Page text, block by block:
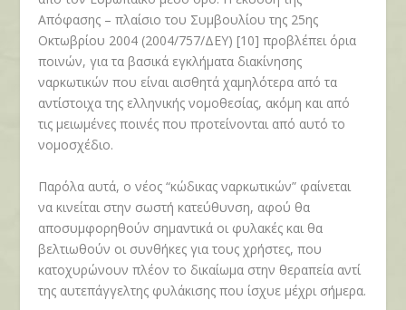
Απόφασης – πλαίσιο του Συμβουλίου της 25ης
Οκτωβρίου 2004 (2004/757/ΔΕΥ) [10] προβλέπει όρια
ποινών, για τα βασικά εγκλήματα διακίνησης
ναρκωτικών που είναι αισθητά χαμηλότερα από τα
αντίστοιχα της ελληνικής νομοθεσίας, ακόμη και από
τις μειωμένες ποινές που προτείνονται από αυτό το
νομοσχέδιο.
Παρόλα αυτά, ο νέος “κώδικας ναρκωτικών” φαίνεται
να κινείται στην σωστή κατεύθυνση, αφού θα
αποσυμφορηθούν σημαντικά οι φυλακές και θα
βελτιωθούν οι συνθήκες για τους χρήστες, που
κατοχυρώνουν πλέον το δικαίωμα στην θεραπεία αντί
της αυτεπάγγελτης φυλάκισης που ίσχυε μέχρι σήμερα.